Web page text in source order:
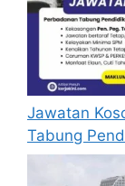
Jawatan
Tabung